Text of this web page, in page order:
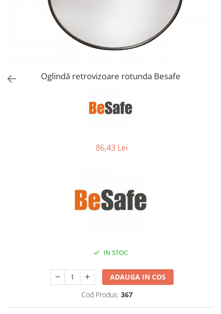
Consultanta Instalare
Jucarii de Sortare
Jucarii de tras
PAPUSI
Oglindă retrovizoare rotunda Besafe
86,43 Lei
IN STOC
ADAUGA IN COS
Cod Produs: 367